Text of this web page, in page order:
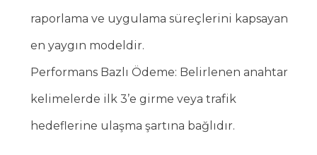
raporlama ve uygulama süreçlerini kapsayan
en yaygın modeldir.
Performans Bazlı Ödeme: Belirlenen anahtar
kelimelerde ilk 3’e girme veya trafik
hedeflerine ulaşma şartına bağlıdır.